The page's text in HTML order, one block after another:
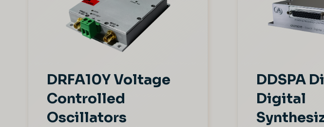
DRFA10Y Voltage
Controlled
Oscillators
DDSPA
Digital